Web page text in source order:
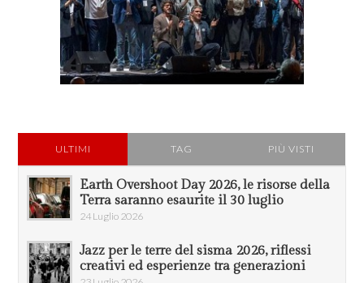
ULTIMI TAG PIÙ VISTI
Earth Overshoot Day 2026, le risorse della
Terra saranno esaurite il 30 luglio
24 Luglio 2026
Jazz per le terre del sisma 2026, riflessi
creativi ed esperienze tra generazioni